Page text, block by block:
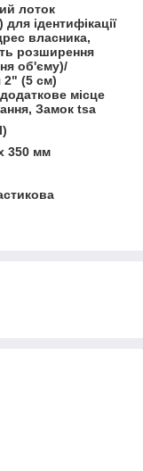
лоток
ідентифікації
власника,
розширення
об'єму)/
2" (5 см)
місце
Замок tsa
350 мм